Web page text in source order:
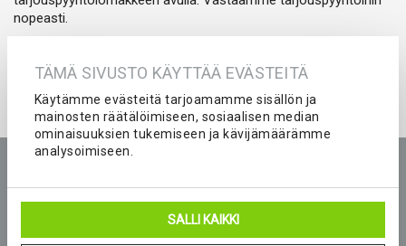
TÄMÄ SIVUSTO KÄYTTÄÄ EVÄSTEITÄ
Käytämme evästeitä tarjoamamme sisällön ja
mainosten räätälöimiseen, sosiaalisen median
ominaisuuksien tukemiseen ja kävijämäärämme
analysoimiseen.
SALLI KAIKKI
nopeasti.
Tarjouspyyntö
Peliasut ja seura-asut joukkueelle
Blogi
Yhteystiedot